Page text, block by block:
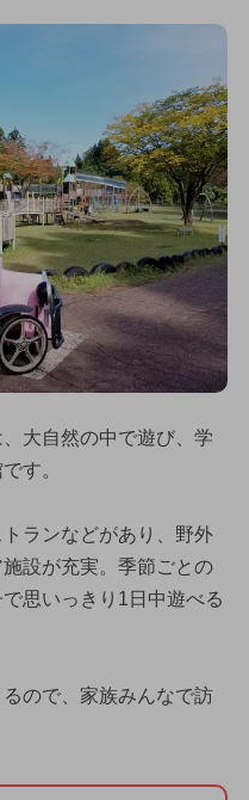
大自然の中で遊び、学
す。
ランなどがあり、野外
設が充実。季節ごとの
思いっきり1日中遊べる
ので、家族みんなで訪